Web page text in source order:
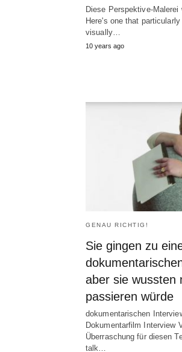
Diese Perspektive-
Here's one that
visually…
10 years ago
GENAU RICHTIG!
Sie gingen zu
aber sie wussten
passieren würde
dokumentarischen
Dokumentarfilm Interview
Überraschung für diesen
talk…